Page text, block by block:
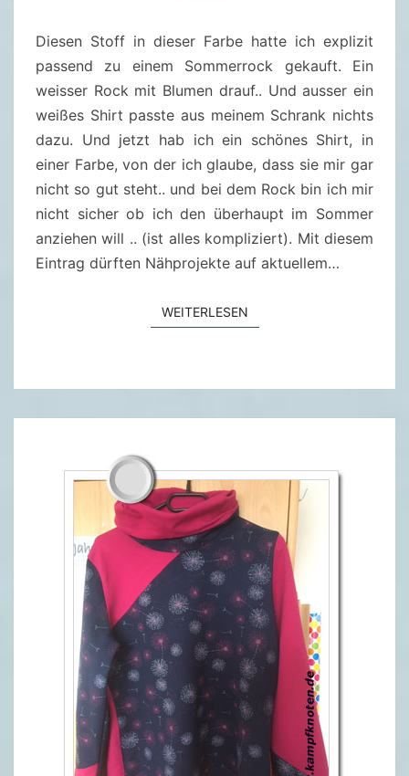
R
F
A
L
L
S
H
R
T
Diesen Stoff in dieser Farbe hatte ich explizit
passend zu einem Sommerrock gekauft. Ein
weisser Rock mit Blumen drauf.. Und ausser ein
weißes Shirt passte aus meinem Schrank nichts
dazu. Und jetzt hab ich ein schönes Shirt, in
einer Farbe, von der ich glaube, dass sie mir gar
nicht so gut steht.. und bei dem Rock bin ich mir
nicht sicher ob ich den überhaupt im Sommer
anziehen will .. (ist alles kompliziert). Mit diesem
Eintrag dürften Nähprojekte auf aktuellem…
WEITERLESEN